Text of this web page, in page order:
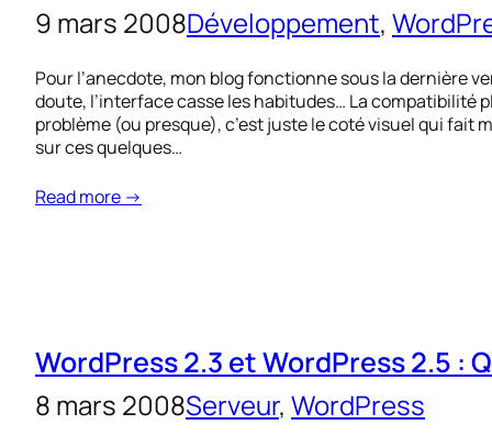
9 mars 2008Développement,
Pour l’anecdote, mon blog fonctionne sous la dernière
doute, l’interface casse les habitudes… La compatibilité
problème (ou presque), c’est juste le coté visuel qui fait
sur ces quelques…
Read more →
WordPress 2.3 et WordPress 2.5 :
8 mars 2008Serveur, WordPress